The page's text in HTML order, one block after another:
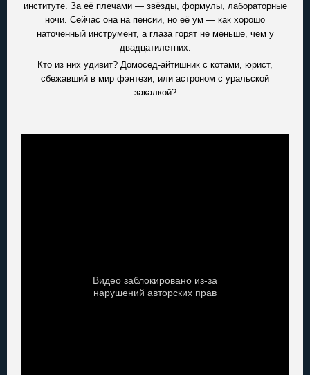
институте. За её плечами — звёзды, формулы, лабораторные
ночи. Сейчас она на пенсии, но её ум — как хорошо
наточенный инструмент, а глаза горят не меньше, чем у
двадцатилетних.
Кто из них удивит? Домосед-айтишник с котами, юрист,
сбежавший в мир фэнтези, или астроном с уральской
закалкой?